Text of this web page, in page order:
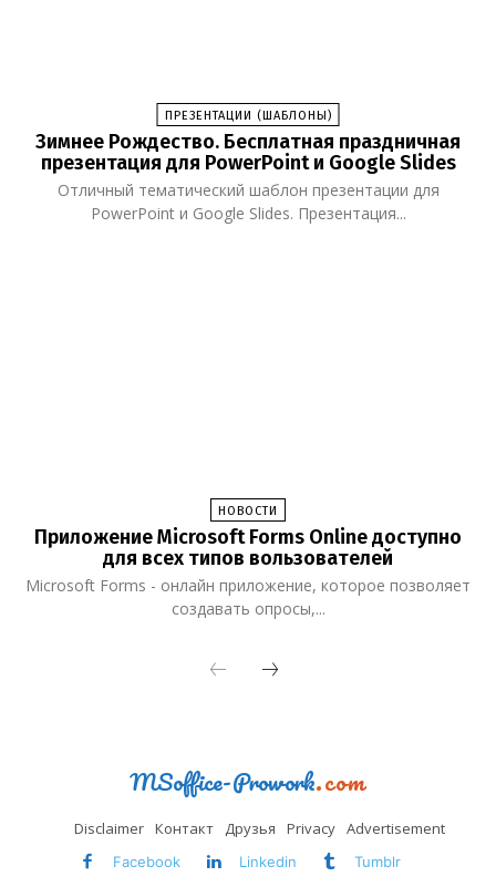
ПРЕЗЕНТАЦИИ (ШАБЛОНЫ)
Зимнее Рождество. Бесплатная праздничная
презентация для PowerPoint и Google Slides
Отличный тематический шаблон презентации для
PowerPoint и Google Slides. Презентация...
НОВОСТИ
Приложение Microsoft Forms Online доступно
для всех типов вользователей
Microsoft Forms - онлайн приложение, которое позволяет
создавать опросы,...
MSoffice-Prowork.com
Disclaimer Контакт Друзья Privacy Advertisement
Facebook Linkedin Tumblr